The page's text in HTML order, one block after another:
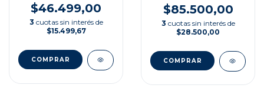
$46.499,00
3 cuotas sin interés de
$15.499,67
$85.500,00
3 cuotas sin interés de
$28.500,00